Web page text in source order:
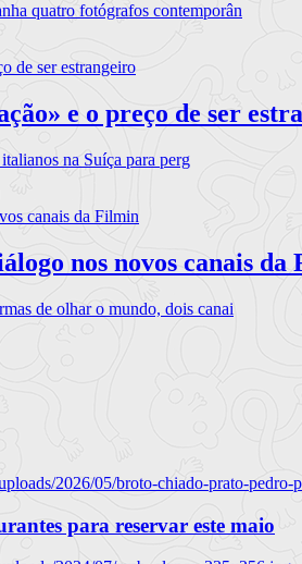
quatro fotógrafos contemporân
e o preço de ser
na Suíça para perg
nos novos canais da
de olhar o mundo, dois canai
2026/05/broto-chiado-prato-pedro-
para reservar este maio